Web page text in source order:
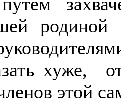
хуже,
этой